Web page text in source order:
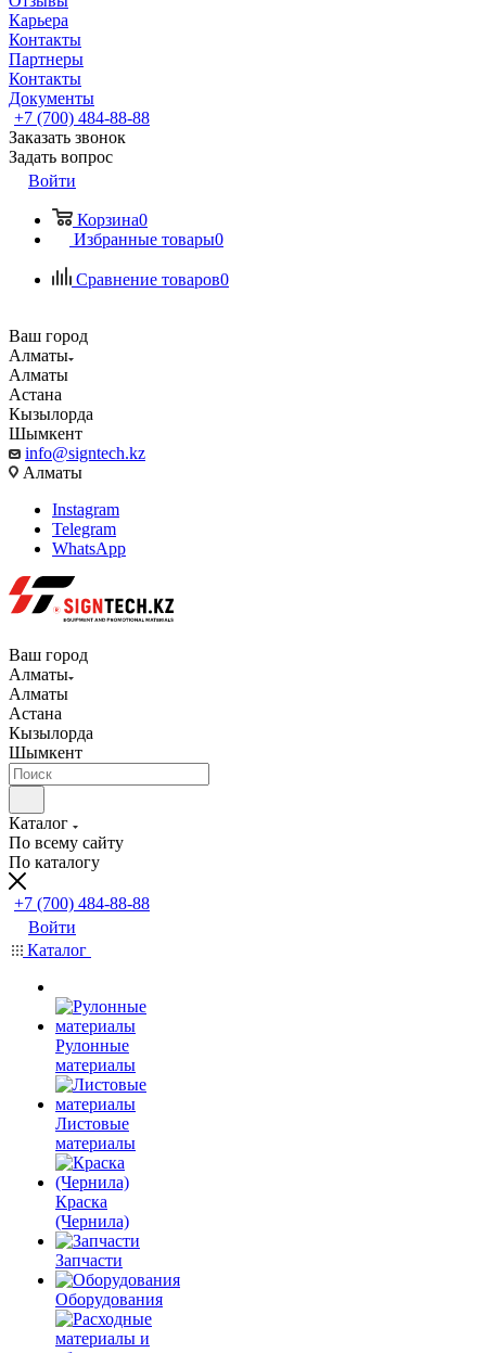
Карьера
Контакты
Партнеры
Контакты
Документы
+7 (700) 484-88-88
Заказать звонок
Задать вопрос
Войти
Корзина0
Избранные товары0
Сравнение товаров0
Ваш город
Алматы
Алматы
Астана
Кызылорда
Шымкент
info@signtech.kz
Алматы
Instagram
Telegram
WhatsApp
Ваш город
Алматы
Алматы
Астана
Кызылорда
Шымкент
Каталог
По всему сайту
По каталогу
+7 (700) 484-88-88
Войти
Каталог
Рулонные
материалы
Листовые
материалы
Краска
(Чернила)
Запчасти
Оборудования